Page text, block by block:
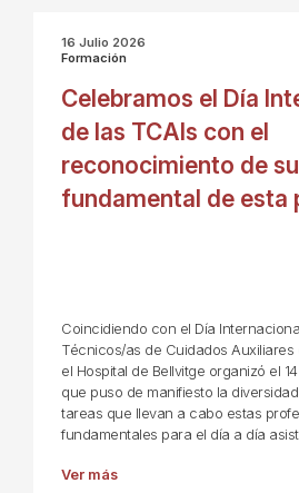
16 Julio 2026
Formación
Celebramos el Día
de las TCAIs con el
reconocimiento de su
fundamental de esta
Coincidiendo con el Día
Técnicos/as de Cuidados Auxiliares
el Hospital de Bellvitge organizó el
que puso de manifiesto la
tareas que llevan a cabo estas
fundamentales para el día a día
Ver más